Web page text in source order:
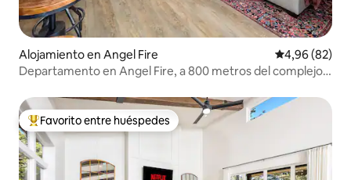
Alojamiento en Angel Fire Calificación
4,96 (82)
Departamento en Angel Fire, a 800 metros del complejo
Favorito entre los huéspedes más destacados
Favorito entre huéspedes